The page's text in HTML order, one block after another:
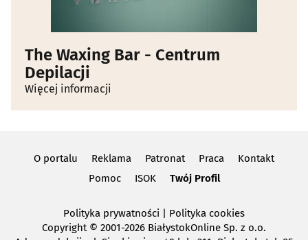
The Waxing Bar - Centrum
Depilacji
Więcej informacji
O portalu Reklama Patronat Praca
Kontakt
Pomoc
ISOK Twój Profil
Polityka prywatności | Polityka cookies
Copyright© 2001-2026 BiałystokOnline Sp. z o.o.